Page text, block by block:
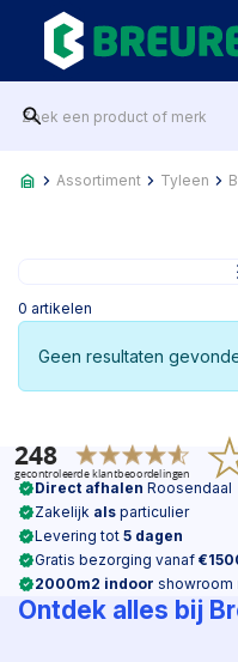
Assortiment Tyleen
0 artikelen
Geen resultaten
Direct afhalen Roosendaal
Zakelijk als particulier
Levering tot 5 dagen
Gratis bezorging vanaf
2000m2 indoor showroom
Ontdek alles bij